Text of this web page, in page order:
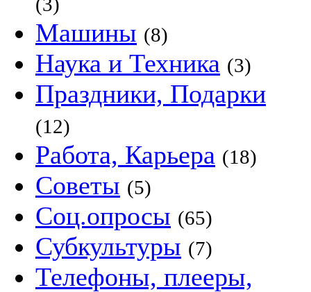
Машины (8)
Наука и Техника (3)
Праздники, Подарки
(12)
Работа, Карьера (18)
Советы (5)
Соц.опросы (65)
Субкультуры (7)
Телефоны, плееры,